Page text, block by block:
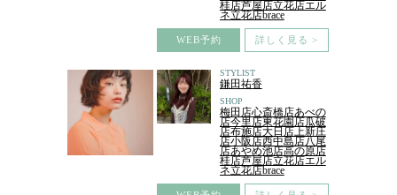
桂店芦屋店立花店エル
ネ立花店brace
WEB予約 詳しく見る >
STYLIST
鎌田祐香
SHOP
梅田店心斎橋店あべの
店今里店東花園店瓜破
店布施店大日店上新庄
店小阪店西中島店八尾
店あやめ池店高の原店
桂店芦屋店立花店エル
ネ立花店brace